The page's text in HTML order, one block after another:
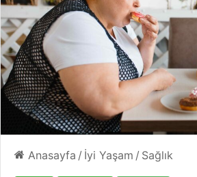
Anasayfa / İyi Yaşam / Sağlık